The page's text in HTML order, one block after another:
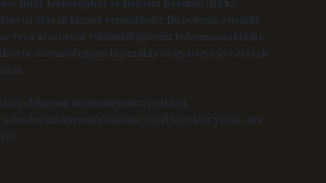
olarak hizmet vermektedir. Bu nedenle, sitedeki
veya araştırma yükümlülüğümüz bulunmamaktadır.
sorumluluğunu taşımakta olup, siteye üye olarak
olduğunu düşündüğünüz içerikleri,
adresine bildirmeniz halinde, ilgili içerikler yasal süre